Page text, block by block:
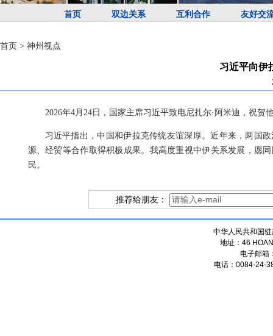
首页 双边关系 互利合作 友好交
首页 > 神州视点
习近平向伊
2026年4月24日，国家主席习近平致电尼扎尔·阿米迪，祝贺
习近平指出，中国和伊拉克传统友谊深厚。近年来，两国
源、经贸等合作取得积极成果。我高度重视中伊关系发展，愿
民。
推荐给朋友：
中华人民共和国
地址：46
电子邮箱
电话：0084-24-